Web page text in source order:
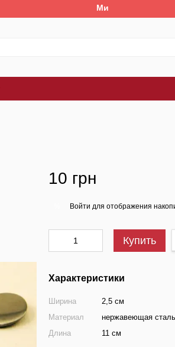
Ми працюємо. Все
10 грн
Войти для отображения
Купить
Характеристики
Ширина
2,5 см
Материал
нержавеющая сталь
Длина
11 см